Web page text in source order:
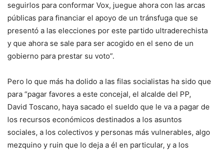
seguirlos para conformar Vox, juegue ahora con las arcas
públicas para financiar el apoyo de un tránsfuga que se
presentó a las elecciones por este partido ultraderechista
y que ahora se sale para ser acogido en el seno de un
gobierno para prestar su voto”.
Pero lo que más ha dolido a las filas socialistas ha sido que
para “pagar favores a este concejal, el alcalde del PP,
David Toscano, haya sacado el sueldo que le va a pagar de
los recursos económicos destinados a los asuntos
sociales, a los colectivos y personas más vulnerables, algo
mezquino y ruin que lo deja a él en particular, y a los